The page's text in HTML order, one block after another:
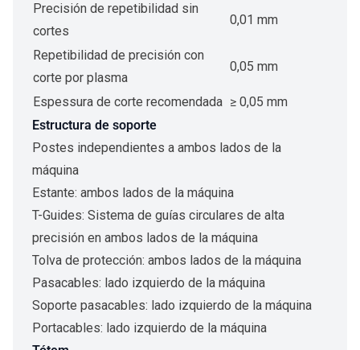
Precisión de repetibilidad sin
cortes
0,01 mm
Repetibilidad de precisión con
corte por plasma
0,05 mm
Espessura de corte recomendada ≥ 0,05 mm
Estructura de soporte
Postes independientes a ambos lados de la
máquina
Estante: ambos lados de la máquina
T-Guides: Sistema de guías circulares de alta
precisión en ambos lados de la máquina
Tolva de protección: ambos lados de la máquina
Pasacables: lado izquierdo de la máquina
Soporte pasacables: lado izquierdo de la máquina
Portacables: lado izquierdo de la máquina